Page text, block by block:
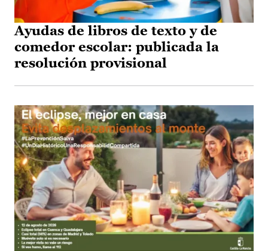
Ayudas de libros de texto y de
comedor escolar: publicada la
resolución provisional